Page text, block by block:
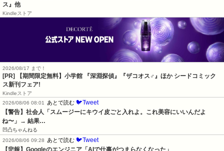
ス』他
Kindleストア
2026/08/17 まで！
[PR] 【期間限定無料】小学館 『深淵探偵』『ザコオス♂』ほか シードコミック
ス新刊フェア!
Kindleストア
2026/08/06 08:01
あとで読む 🐦Tweet
【警告】社会人「スムージーにキウイ皮ごと入れよ。これ美容にいいんだよ
ね〜」→ 結果…
凹凸ちゃんねる
2026/08/06 09:28
あとで読む 🐦Tweet